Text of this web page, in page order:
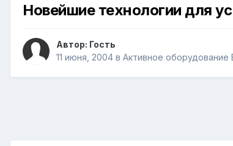
Новейшие технологии для
Автор: Гость
11 июня, 2004 в Активное оборудование